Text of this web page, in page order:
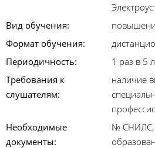
Вид обучения:
Формат обучения:
Периодичность:
1 раз в 5
Требования к
слушателям:
наличие
Необходимые
документы:
№ СНИЛС,